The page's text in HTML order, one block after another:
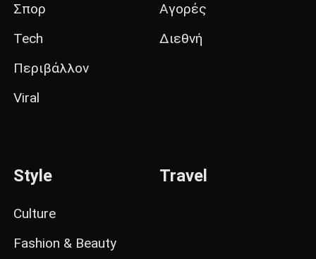
Σπορ
Tech
Περιβάλλον
Viral
Αγορές
Διεθνή
Style
Culture
Fashion & Beauty
Travel